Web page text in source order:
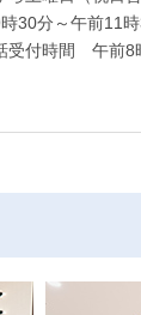
30分～午前11
受付時間 午前8